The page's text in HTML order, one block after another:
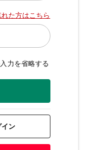
た方はこちら
力を省略する
ン